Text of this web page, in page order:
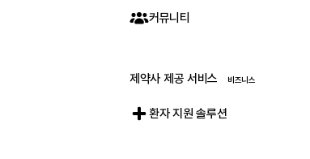
커뮤니티
제약사 제공 서비스
환자 지원 솔루션